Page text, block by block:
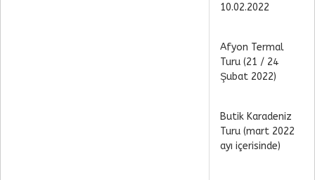
10.02.2022
Afyon Termal
Turu (21 / 24
Şubat 2022)
Butik Karadeniz
Turu (mart 2022
ayı içerisinde)